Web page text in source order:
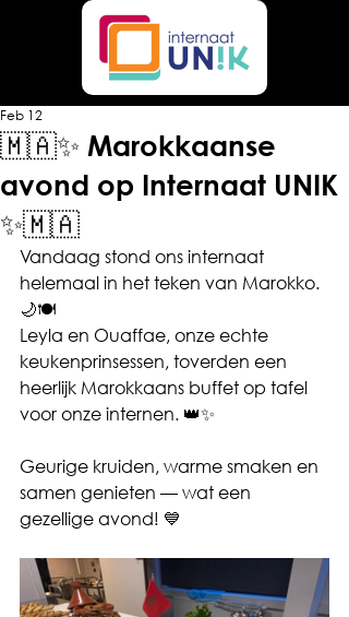
🇲🇦✨ Marokkaanse
avond op Internaat UNIK
✨🇲🇦
Feb 12
Vandaag stond ons internaat
helemaal in het teken van Marokko.
🌙🍽️
Leyla en Ouaffae, onze echte
keukenprinsessen, toverden een
heerlijk Marokkaans buffet op tafel
voor onze internen. 👑✨
Geurige kruiden, warme smaken en
samen genieten — wat een
gezellige avond! 💙